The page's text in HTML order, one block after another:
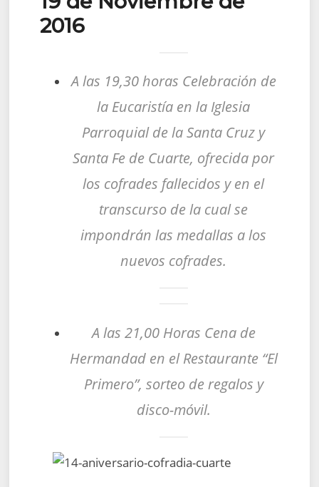
2016
A las 19,30 horas Celebración de
la Eucaristía en la Iglesia
Parroquial de la Santa Cruz y
Santa Fe de Cuarte, ofrecida por
los cofrades fallecidos y en el
transcurso de la cual se
impondrán las medallas a los
nuevos cofrades.
A las 21,00 Horas Cena de
Hermandad en el Restaurante “El
Primero”, sorteo de regalos y
disco-móvil.